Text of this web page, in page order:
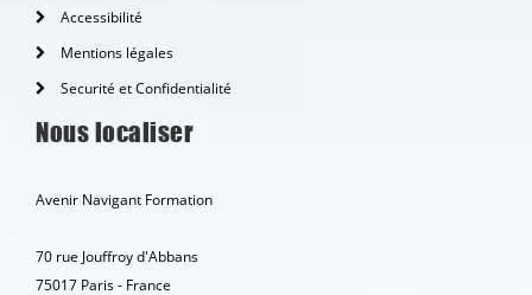
Accessibilité
Mentions légales
Securité et Confidentialité
Nous localiser
Avenir Navigant Formation
70 rue Jouffroy d'Abbans
75017 Paris - France